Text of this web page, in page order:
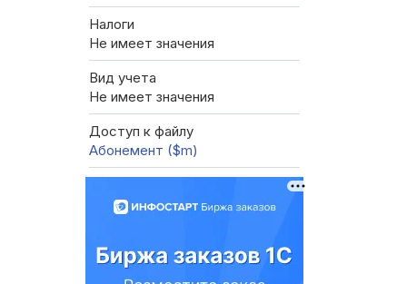
Налоги
Не имеет значения
Вид учета
Не имеет значения
Доступ к файлу
Абонемент ($m)